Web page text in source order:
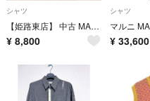
シャツ
【姫路東店】 中古 MARNI | マルニ 半袖シャツ Abstract Print Short Sleeve Shirt CUMU0054A0 国内正規タグ 2020S/S サイズ：44 【108】
¥ 8,800
シャツ
¥ 33,600